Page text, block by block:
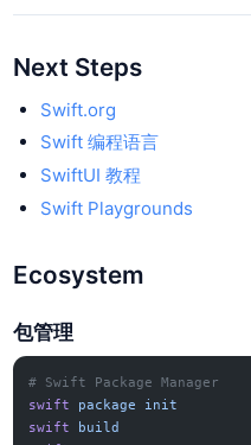
Next Steps
Swift.org
Swift 编程语言
SwiftUI 教程
Swift Playgrounds
Ecosystem
包管理
# Swift Package Manager
swift
package init
swift
build